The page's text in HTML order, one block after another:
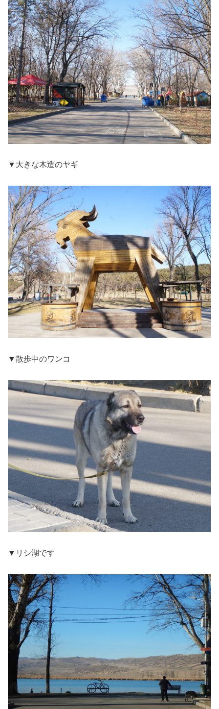
▼大きな木造のヤギ
▼散歩中のワンコ
▼リシ湖です